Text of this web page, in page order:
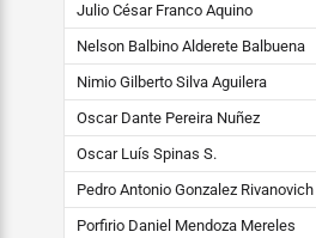
Julio César Franco Aquino
Nelson Balbino Alderete Balbuena
Nimio Gilberto Silva Aguilera
Oscar Dante Pereira Nuñez
Oscar Luís Spinas S.
Pedro Antonio Gonzalez Rivanovich
Porfirio Daniel Mendoza Mereles